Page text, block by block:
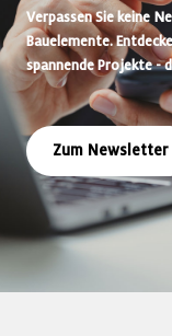
Verpassen Sie keine
Bauelemente.
spannende Projekte -
Zum Newsletter